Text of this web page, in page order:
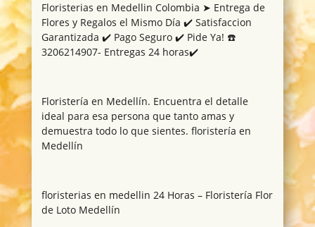
Floristerias en Medellin Colombia ➤ Entrega de
Flores y Regalos el Mismo Día ✔️ Satisfaccion
Garantizada ✔️ Pago Seguro ✔️ Pide Ya! ☎️
3206214907- Entregas 24 horas✔️
Floristería en Medellín. Encuentra el detalle
ideal para esa persona que tanto amas y
demuestra todo lo que sientes. floristería en
Medellín
floristerias en medellin 24 Horas – Floristería Flor
de Loto Medellín